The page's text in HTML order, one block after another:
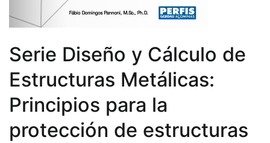
Serie Diseño y Cálculo de
Estructuras Metálicas:
Principios para la
protección de estructuras